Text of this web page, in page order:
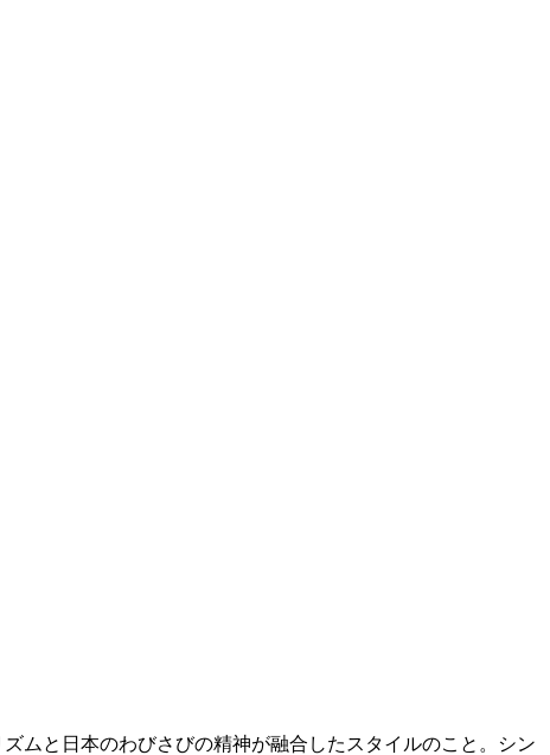
ムと日本のわびさびの精神が融合したスタイルのこと。シン